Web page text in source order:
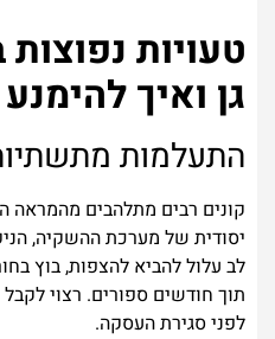
טעויות
גן ואיך
התעלמות
קונים רבים מתלהבים מהמראה
יסודית של מערכת ההשקיה,
לב עלול להביא להצפות, בוץ
תוך חודשים ספורים. רצוי
לפני סגירת העסקה.